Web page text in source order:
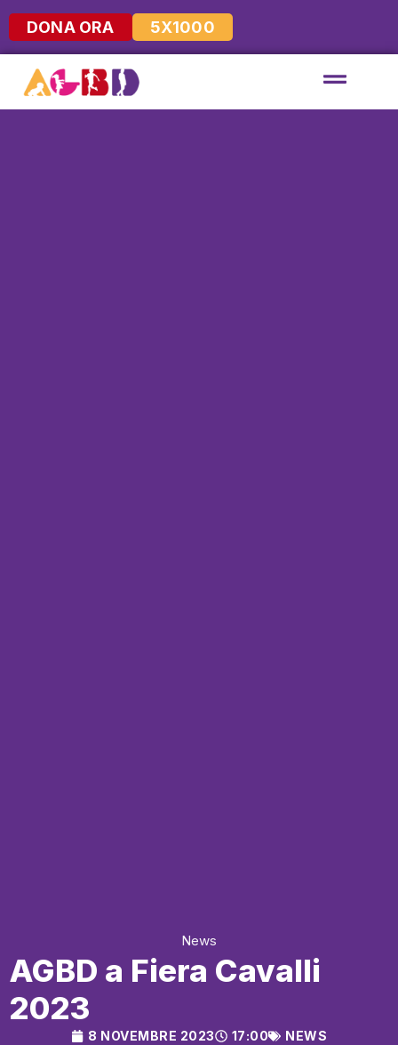
DONA ORA 5X1000
News
AGBD a Fiera Cavalli
2023
8 NOVEMBRE 2023 17:00 NEWS